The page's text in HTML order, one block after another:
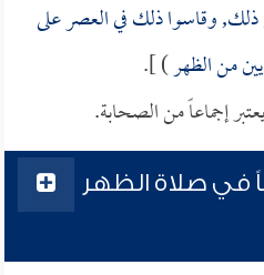
وقاسوا ذلك في العصر على
من الظهر) ].
إجماعاً من الصحابة.
في صلاة الظهر